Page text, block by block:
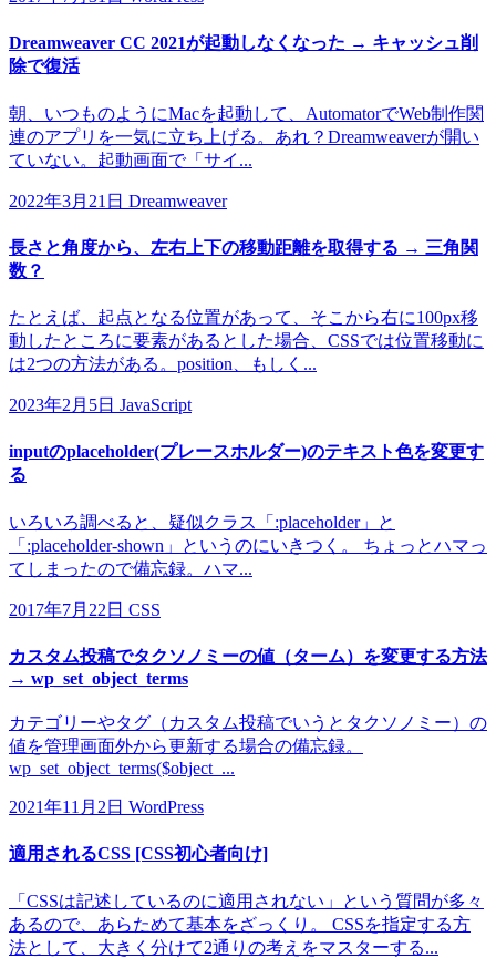
Dreamweaver CC 2021が起動しなくなった → キャッシュ削
除で復活
朝、いつものようにMacを起動して、AutomatorでWeb制作関
連のアプリを一気に立ち上げる。あれ？Dreamweaverが開い
ていない。起動画面で「サイ...
2022年3月21日 Dreamweaver
長さと角度から、左右上下の移動距離を取得する → 三角関
数？
たとえば、起点となる位置があって、そこから右に100px移
動したところに要素があるとした場合、CSSでは位置移動に
は2つの方法がある。position、もしく...
2023年2月5日 JavaScript
inputのplaceholder(プレースホルダー)のテキスト色を変更す
る
いろいろ調べると、疑似クラス「:placeholder」と
「:placeholder-shown」というのにいきつく。 ちょっとハマっ
てしまったので備忘録。ハマ...
2017年7月22日 CSS
カスタム投稿でタクソノミーの値（ターム）を変更する方法
→ wp_set_object_terms
カテゴリーやタグ（カスタム投稿でいうとタクソノミー）の
値を管理画面外から更新する場合の備忘録。
wp_set_object_terms($object_...
2021年11月2日 WordPress
適用されるCSS [CSS初心者向け]
「CSSは記述しているのに適用されない」という質問が多々
あるので、あらためて基本をざっくり。 CSSを指定する方
法として、大きく分けて2通りの考えをマスターする...